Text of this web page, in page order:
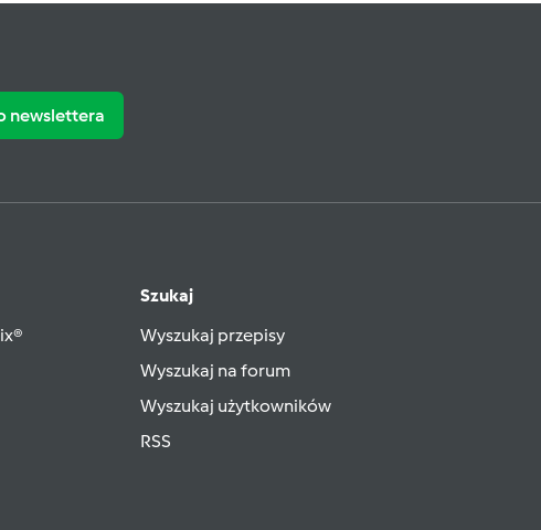
newslettera
Szukaj
Wyszukaj przepisy
Wyszukaj na forum
Wyszukaj użytkowników
RSS